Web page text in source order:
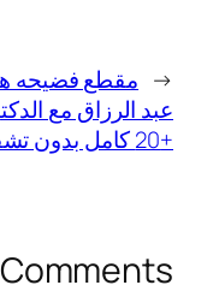
← مقطع فضيحه
عبد الرزاق مع
+20 كامل بدون تشفير
Comments